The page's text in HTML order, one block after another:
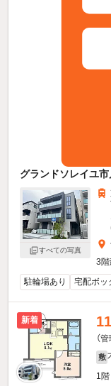
グランドソレイユ
すべての写真
3階
駐輪場あり
宅配ボッ
新着
（
敷
1